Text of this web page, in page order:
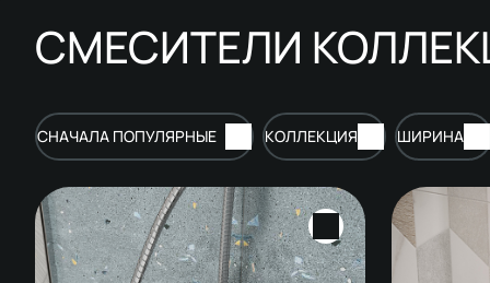
СМЕСИТЕЛИ
СНАЧАЛА ПОПУЛЯРНЫЕ КОЛЛЕКЦИЯ ШИРИНА